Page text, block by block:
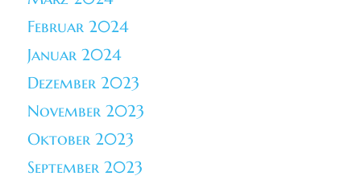
Februar 2024
Januar 2024
Dezember 2023
November 2023
Oktober 2023
September 2023